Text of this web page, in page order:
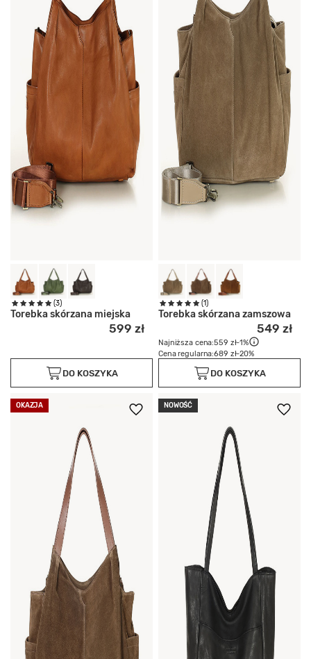
(3)
Torebka skórzana miejska
599 zł
DO KOSZYKA
(1)
Torebka skórzana zamszowa
549 zł
Najniższa cena:559 zł-1%
Cena regularna:689 zł-20%
DO KOSZYKA
OKAZJA NOWOŚĆ